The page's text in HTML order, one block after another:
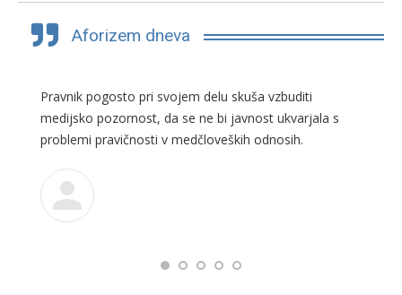
3. 7. 2019
Aforizem dneva
Pravnik pogosto pri svojem delu skuša vzbuditi
medijsko pozornost, da se ne bi javnost ukvarjala s
problemi pravičnosti v medčloveških odnosih.